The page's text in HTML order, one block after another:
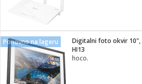
ostalo
pribor
pribor
pribor
i kutije
Ponovno na lageru
HI13
hoco.